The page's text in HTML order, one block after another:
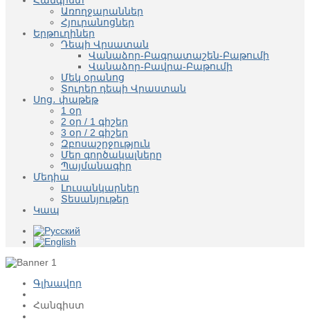
Առողջարաններ
Հյուրանոցներ
Երթուղիներ
Դեպի Վրսատան
Վանաձոր-Բագրատաշեն-Բաթումի
Վանաձոր-Բավրա-Բաթումի
Մեկ օրանոց
Տուրեր դեպի Վրաստան
Սոց․ փաթեթ
1 օր
2 օր / 1 գիշեր
3 օր / 2 գիշեր
Զբոսաշրջություն
Մեր գործակալները
Պայմանագիր
Մեդիա
Լուսանկարներ
Տեսանյութեր
Կապ
Գլխավոր
Հանգիստ